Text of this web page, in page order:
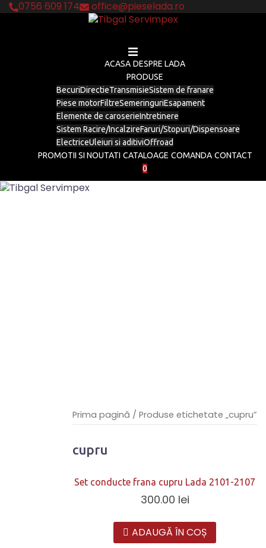
Skip0756 609 174 office@pieselada.ro
ACASA DESPRE LADA
PRODUSE
BecuriDirectieTransmisieSistem de franare
Piese motorFiltreSemeringuriEsapament
Elemente de caroserieIntretinere
Sistem Racire/IncalzireFaruri/Stopuri/Dispensoare
ElectriceUleiuri si aditiviOffroad
PROMOTII SI NOUTATI CATALOAGE COMANDA CONTACT
0
Prima pagină / Produse etichetate „cupru”
cupru
Set conducte frana cupru Lada 2101-2107
300.00 lei
ADAUGĂ ÎN COȘ